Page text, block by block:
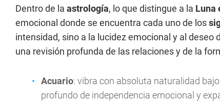
Dentro de la astrología, lo que distingue a la Luna
emocional donde se encuentra cada uno de los
intensidad, sino a la lucidez emocional y al
una revisión profunda de las relaciones y de la
Acuario: vibra con absoluta naturalidad
profundo de independencia emocional y